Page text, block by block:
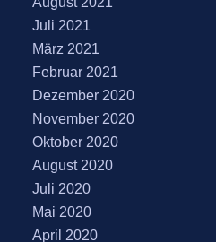
Juli 2021
März 2021
Februar 2021
Dezember 2020
November 2020
Oktober 2020
August 2020
Juli 2020
Mai 2020
April 2020